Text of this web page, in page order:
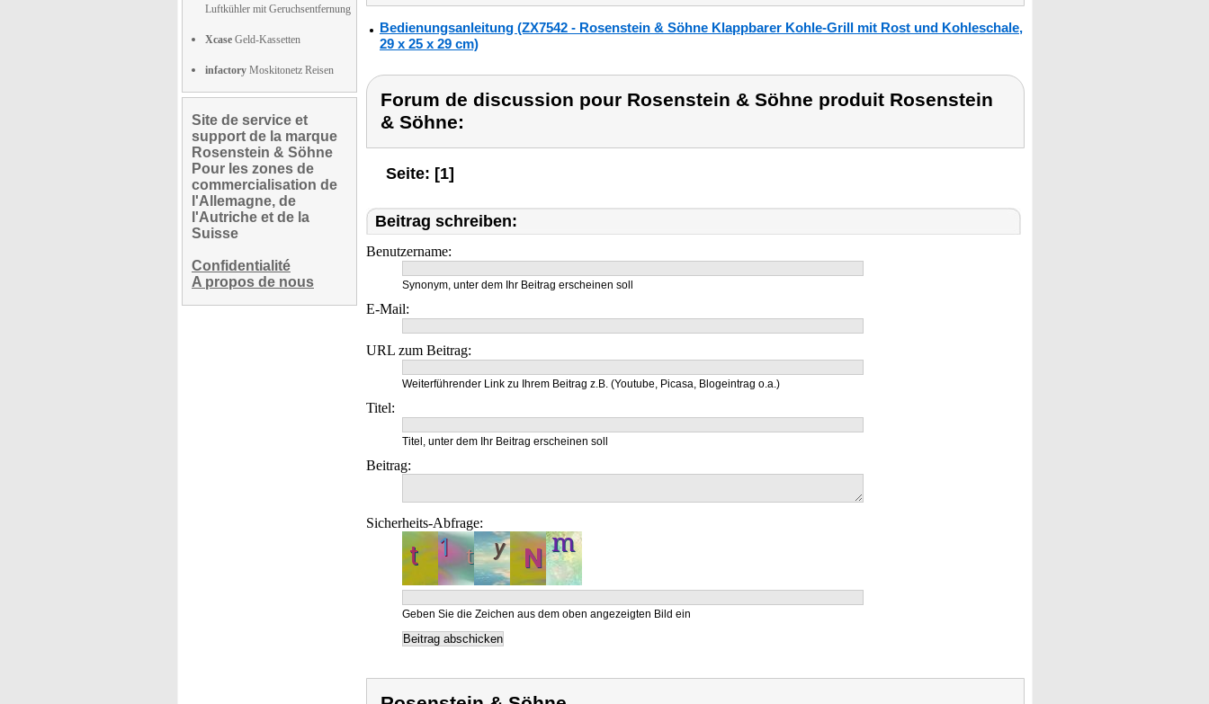
Luftkühler mit Geruchsentfernung
Xcase Geld-Kassetten
infactory Moskitonetz Reisen
Site de service et
support de la marque
Rosenstein & Söhne
Pour les zones de
commercialisation de
l'Allemagne, de
l'Autriche et de la
Suisse
Confidentialité
A propos de nous
Bedienungsanleitung (ZX7542 - Rosenstein & Söhne Klappbarer Kohle-Grill mit Rost und Kohleschale,
29 x 25 x 29 cm)
Forum de discussion pour Rosenstein & Söhne produit Rosenstein
& Söhne:
Seite: [1]
Beitrag schreiben:
Benutzername:
Synonym, unter dem Ihr Beitrag erscheinen soll
E-Mail:
URL zum Beitrag:
Weiterführender Link zu Ihrem Beitrag z.B. (Youtube, Picasa, Blogeintrag o.a.)
Titel:
Titel, unter dem Ihr Beitrag erscheinen soll
Beitrag:
Sicherheits-Abfrage:
Geben Sie die Zeichen aus dem oben angezeigten Bild ein